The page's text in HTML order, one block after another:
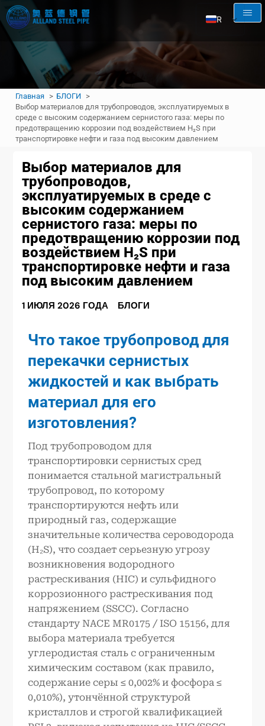
Главная
БЛОГИ
Выбор материалов для трубопроводов, эксплуатируемых в
среде с высоким содержанием сернистого газа: меры по
предотвращению коррозии под воздействием H₂S при
транспортировке нефти и газа под высоким давлением
Выбор материалов для
трубопроводов,
эксплуатируемых в среде с
высоким содержанием
сернистого газа: меры по
предотвращению коррозии под
воздействием H₂S при
транспортировке нефти и газа
под высоким давлением
1 ИЮЛЯ 2026 ГОДА БЛОГИ
Что такое трубопровод для
перекачки сернистых
жидкостей и как выбрать
материал для его
изготовления?
Под трубопроводом для
транспортировки сернистых сред
понимается стальной магистральный
трубопровод, по которому
транспортируются нефть или
природный газ, содержащие
значительные количества сероводорода
(H₂S), что создает серьезную угрозу
возникновения водородного
растрескивания (HIC) и сульфидного
коррозионного растрескивания под
напряжением (SSCC). Согласно
стандарту NACE MR0175 / ISO 15156, для
выбора материала требуется
углеродистая сталь с ограниченным
химическим составом (как правило,
содержание серы ≤ 0,002% и фосфора ≤
0,010%), утончённой структурой
кристаллов и строгой квалификацией